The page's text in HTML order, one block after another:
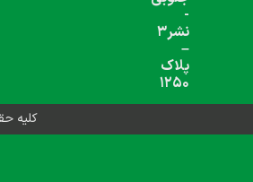
های اجتماعی دنبال کنید